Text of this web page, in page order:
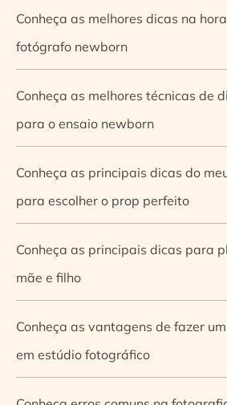
Conheça as melhores dicas na
fotógrafo newborn
Conheça as melhores técnicas de
para o ensaio newborn
Conheça as principais dicas do
para escolher o prop perfeito
Conheça as principais dicas para
mãe e filho
Conheça as vantagens de fazer
em estúdio fotográfico